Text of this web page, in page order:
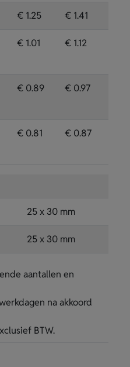
€ 1.25 € 1.41
€ 1.01 € 1.12
€ 0.89 € 0.97
€ 0.81 € 0.87
25 x 30 mm
25 x 30 mm
aantallen en
na akkoord
BTW.